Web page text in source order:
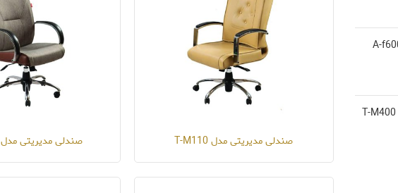
صندلی مدیریتی مدل T-M110 صندلی مدیریتی مدل T-M2020